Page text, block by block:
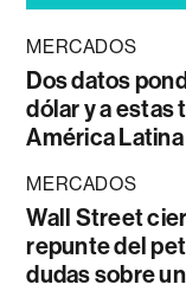
MERCADOS
Dos datos
dólar y a estas
América Latina
MERCADOS
Wall Street
repunte del
dudas sobre